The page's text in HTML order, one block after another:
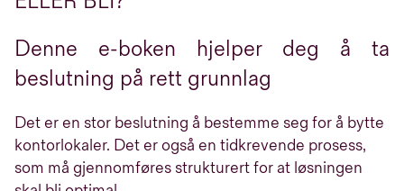
Denne e-boken hjelper deg å ta
beslutning på rett grunnlag
Det er en stor beslutning å bestemme seg for å bytte
kontorlokaler. Det er også en tidkrevende prosess,
som må gjennomføres strukturert for at løsningen